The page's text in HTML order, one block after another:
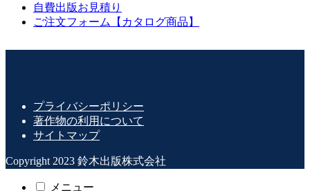
自費出版お見積り
ご注文フォーム【カタログ商品】
プライバシーポリシー
著作物の利用について
サイトマップ
Copyright 2023 鈴木出版株式会社
メニュー